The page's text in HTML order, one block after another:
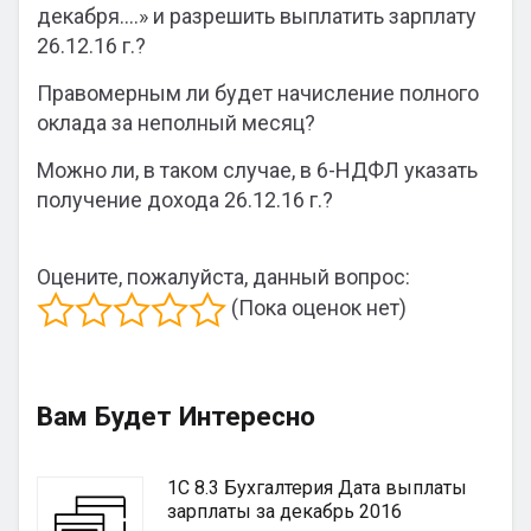
декабря….» и разрешить выплатить зарплату
26.12.16 г.?
Правомерным ли будет начисление полного
оклада за неполный месяц?
Можно ли, в таком случае, в 6-НДФЛ указать
получение дохода 26.12.16 г.?
Оцените, пожалуйста, данный вопрос:
(Пока оценок нет)
Вам Будет Интересно
1С 8.3 Бухгалтерия Дата выплаты
зарплаты за декабрь 2016